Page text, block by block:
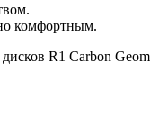
комфортным.
R1 Carbon